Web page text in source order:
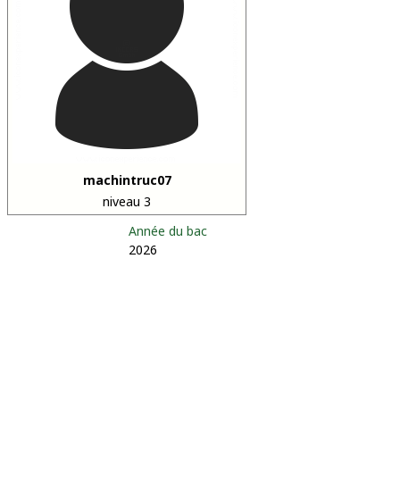
machintruc07
niveau 3
Année du bac
2026